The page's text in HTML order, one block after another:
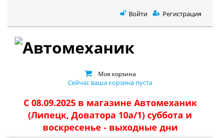
Войти Регистрация
Моя корзина
Сейчас ваша корзина пуста
С 08.09.2025 в магазине Автомеханик
(Липецк, Доватора 10а/1) суббота и
воскресенье - выходные дни